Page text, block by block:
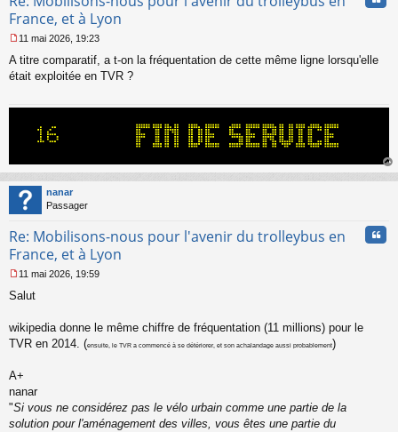
France, et à Lyon
e
s
n
l
u
11 mai 2026, 19:23
A titre comparatif, a t-on la fréquentation de cette même ligne lorsqu'elle
était exploitée en TVR ?
au
nanar
Passager
Re: Mobilisons-nous pour l'avenir du trolleybus en
France, et à Lyon
e
s
a
g
n
o
n
11 mai 2026, 19:59
Salut
wikipedia donne le même chiffre de fréquentation (11 millions) pour le
TVR en 2014. (ensuite, le TVR a commencé à se détériorer, et son achalandage aussi probablement)
A+
nanar
"Si vous ne considérez pas le vélo urbain comme une partie de la
solution pour l'aménagement des villes, vous êtes une partie du